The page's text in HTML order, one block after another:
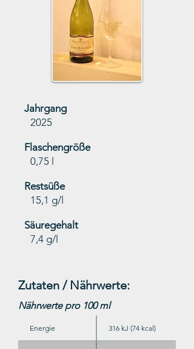
Jahrgang
2025
Flaschengröße
0,75 l
Restsüße
15,1 g/l
Säuregehalt
7,4 g/l
Zutaten / Nährwerte:
Nährwerte pro 100 ml
Energie 316 kJ (74 kcal)